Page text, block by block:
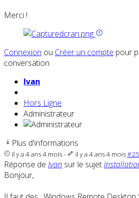
Merci !
Connexion ou Créer un compte pour
conversation.
Ivan
Hors Ligne
Administrateur
Plus d'informations
il y a 4 ans 4 mois- il y a 4 ans 4 mois
Réponse de Ivan sur le sujet
Bonjour,